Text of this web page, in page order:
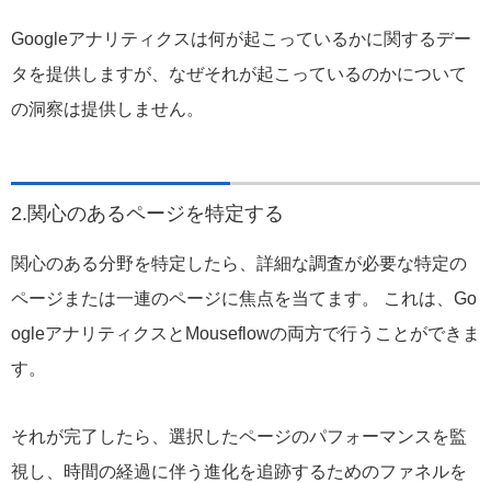
Googleアナリティクスは何が起こっているかに関するデー
タを提供しますが、なぜそれが起こっているのかについて
の洞察は提供しません。
2.関心のあるページを特定する
関心のある分野を特定したら、詳細な調査が必要な特定の
ページまたは一連のページに焦点を当てます。 これは、Go
ogleアナリティクスとMouseflowの両方で行うことができま
す。
それが完了したら、選択したページのパフォーマンスを監
視し、時間の経過に伴う進化を追跡するためのファネルを